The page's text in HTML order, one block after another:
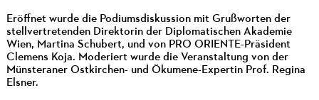
Eröffnet wurde die Podiumsdiskussion mit Grußworten der
stellvertretenden Direktorin der Diplomatischen Akademie
Wien, Martina Schubert, und von PRO ORIENTE-Präsident
Clemens Koja. Moderiert wurde die Veranstaltung von der
Münsteraner Ostkirchen- und Ökumene-Expertin Prof. Regina
Elsner.